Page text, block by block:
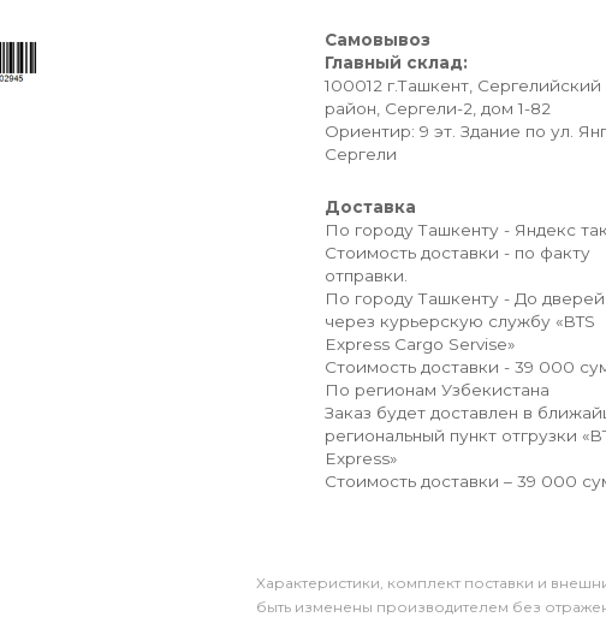
Самовывоз
Главный склад:
100012 г.Ташкент, Сергелийский
район, Сергели-2, дом 1-82
Ориентир: 9 эт. Здание по ул.
Сергели
Доставка
По городу Ташкенту - Яндекс
Стоимость доставки - по факту
отправки.
По городу Ташкенту - До дверей
через курьерскую службу «BTS
Express Cargo Servise»
Стоимость доставки - 39 000
По регионам Узбекистана
Заказ будет доставлен в
региональный пункт отгрузки
Express»
Стоимость доставки – 39 000
Xарактеристики, комплект поставки и
быть изменены производителем без